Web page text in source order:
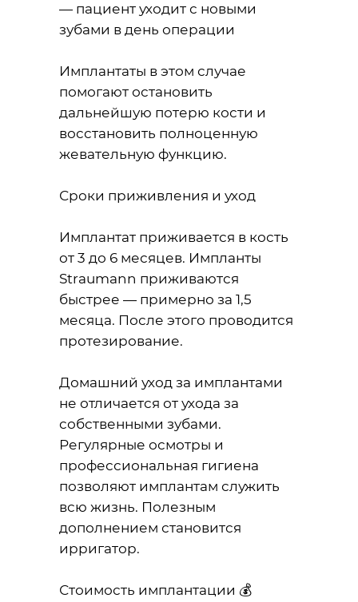
— пациент уходит с новыми
зубами в день операции
Имплантаты в этом случае
помогают остановить
дальнейшую потерю кости и
восстановить полноценную
жевательную функцию.
Сроки приживления и уход
Имплантат приживается в кость
от 3 до 6 месяцев. Импланты
Straumann приживаются
быстрее — примерно за 1,5
месяца. После этого проводится
протезирование.
Домашний уход за имплантами
не отличается от ухода за
собственными зубами.
Регулярные осмотры и
профессиональная гигиена
позволяют имплантам служить
всю жизнь. Полезным
дополнением становится
ирригатор.
Стоимость имплантации 💰